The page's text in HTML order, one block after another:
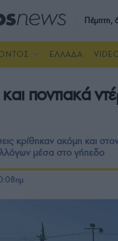
ΕΛΛΑΔΑ
και ποντιακά
κρίθηκαν ακόμη και
μέσα στο γήπεδο